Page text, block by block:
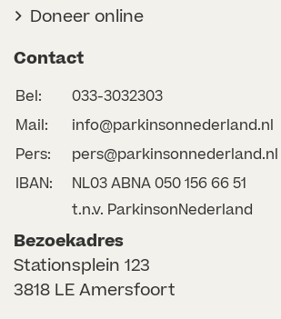
Doneer online
Contact
Bel:
033-3032303
Mail:
info@parkinsonnederland.nl
Pers:
pers@parkinsonnederland.nl
IBAN:
NL03 ABNA 050 156 66 51
t.n.v. ParkinsonNederland
Bezoekadres
Stationsplein 123
3818 LE Amersfoort